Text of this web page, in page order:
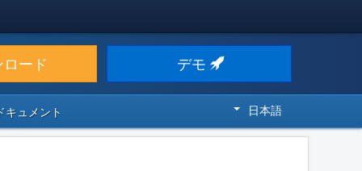
ード デモ
キュメント 日本語